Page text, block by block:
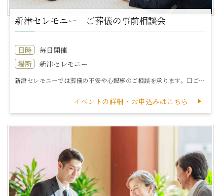
新津セレモニー ご葬儀の事前相談会
日時
毎日開催
場所
新津セレモニー
新津セレモニーでは葬儀の不安や心配事のご相談を承ります。□ご葬儀の費用や見積もり□最近の葬儀事情や流れ□いまから準備できること□家族葬のこと□親や自分...
イベントの詳細・お申込みはこちら